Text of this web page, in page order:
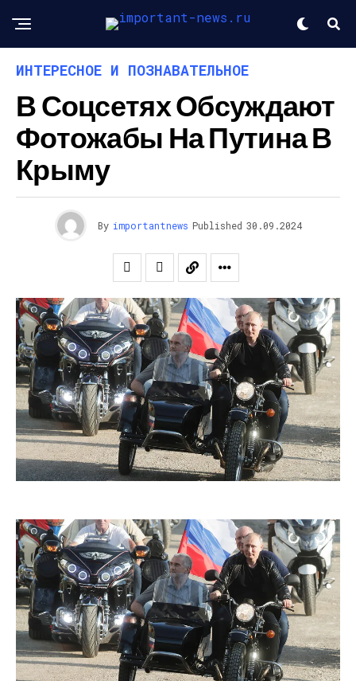
ИНТЕРЕСНОЕ И ПОЗНАВАТЕЛЬНОЕ
В Соцсетях Обсуждают
Фотожабы На Путина В
Крыму
By importantnews Published 30.09.2024